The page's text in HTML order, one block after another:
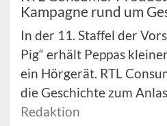
Kampagne rund um
In der 11. Staffel der
Pig“ erhält Peppas
ein Hörgerät. RTL
die Geschichte zum
Redaktion